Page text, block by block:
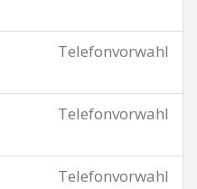
Telefonvorwahl
Telefonvorwahl
Telefonvorwahl